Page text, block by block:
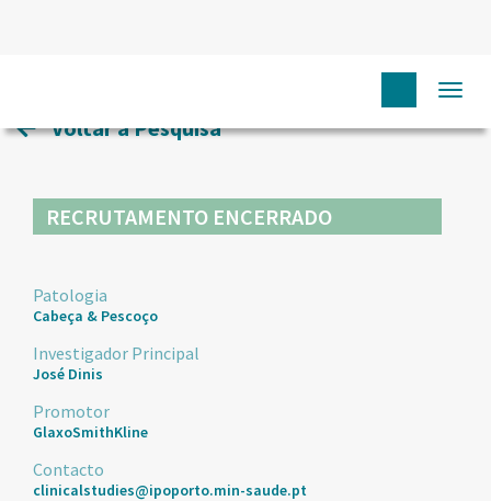
Voltar à Pesquisa
RECRUTAMENTO ENCERRADO
Patologia
Cabeça & Pescoço
Investigador Principal
José Dinis
Promotor
GlaxoSmithKline
Contacto
clinicalstudies@ipoporto.min-saude.pt